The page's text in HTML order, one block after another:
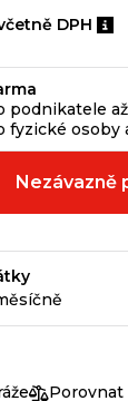
DPH
podnikatele
fyzické osoby
Nezávazně
Porovnat